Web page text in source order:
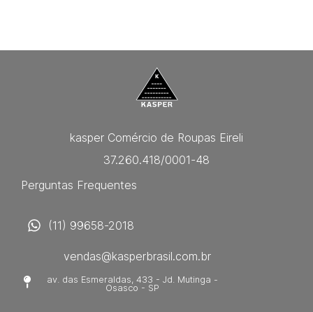
kasper Comércio de Roupas Eireli
37.260.418/0001-48
Perguntas Frequentes
(11) 99658-2018
vendas@kasperbrasil.com.br
av. das Esmeraldas, 433 - Jd. Mutinga -
Osasco - SP